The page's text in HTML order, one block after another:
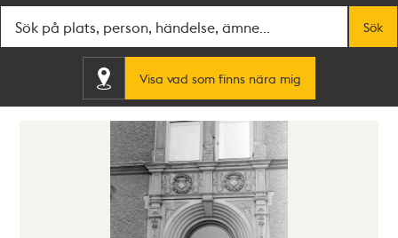
Sök
Visa vad som finns nära mig